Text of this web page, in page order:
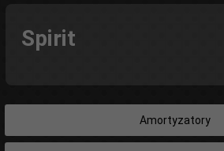
Spirit
Amortyzatory